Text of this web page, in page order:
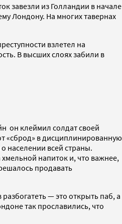
завезли из Голландии в начале
Лондону. На многих тавернах
взлетел на
В высших слоях забили в
он клеймил солдат своей
«сброд» в дисциплинированную
населении всей страны.
напиток и, что важнее,
продавать
— это открыть паб, а
так прославились, что